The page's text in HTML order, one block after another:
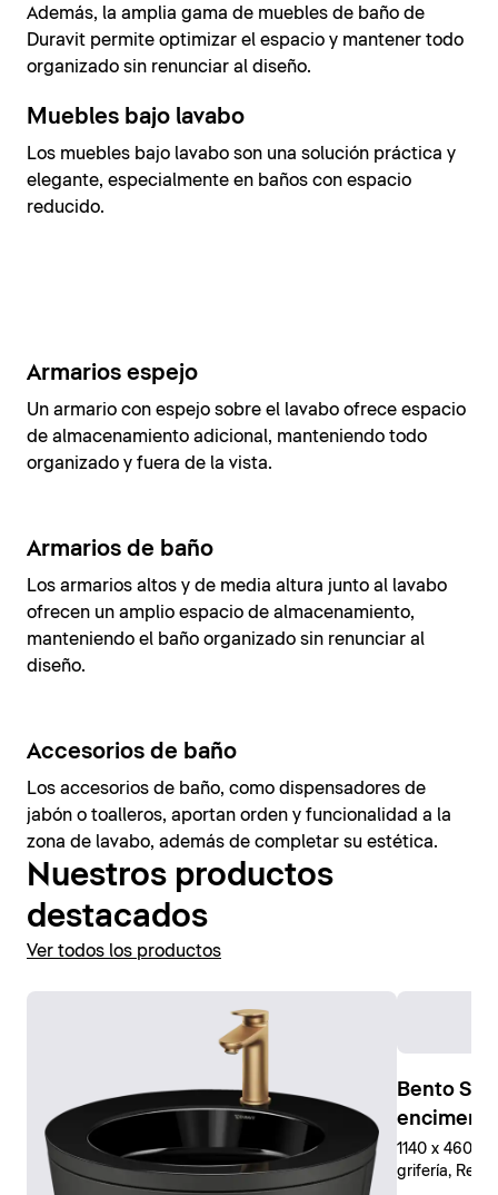
Además, la amplia gama de muebles de baño de
Duravit permite optimizar el espacio y mantener todo
organizado sin renunciar al diseño.
Muebles bajo lavabo
Los muebles bajo lavabo son una solución práctica y
elegante, especialmente en baños con espacio
reducido.
Armarios espejo
Un armario con espejo sobre el lavabo ofrece espacio
de almacenamiento adicional, manteniendo todo
organizado y fuera de la vista.
Armarios de baño
Los armarios altos y de media altura junto al lavabo
ofrecen un amplio espacio de almacenamiento,
manteniendo el baño organizado sin renunciar al
diseño.
Accesorios de baño
Los accesorios de baño, como dispensadores de
jabón o toalleros, aportan orden y funcionalidad a la
zona de lavabo, además de completar su estética.
Nuestros productos
destacados
Ver todos los productos
Bento
encimera
1140 x 460
grifería,